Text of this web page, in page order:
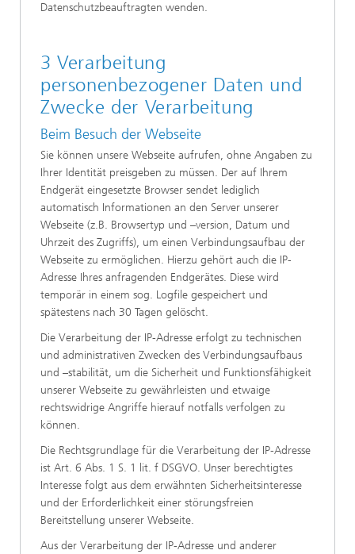
Datenschutzbeauftragten wenden.
3 Verarbeitung
personenbezogener Daten und
Zwecke der Verarbeitung
Beim Besuch der Webseite
Sie können unsere Webseite aufrufen, ohne Angaben zu
Ihrer Identität preisgeben zu müssen. Der auf Ihrem
Endgerät eingesetzte Browser sendet lediglich
automatisch Informationen an den Server unserer
Webseite (z.B. Browsertyp und –version, Datum und
Uhrzeit des Zugriffs), um einen Verbindungsaufbau der
Webseite zu ermöglichen. Hierzu gehört auch die IP-
Adresse Ihres anfragenden Endgerätes. Diese wird
temporär in einem sog. Logfile gespeichert und
spätestens nach 30 Tagen gelöscht.
Die Verarbeitung der IP-Adresse erfolgt zu technischen
und administrativen Zwecken des Verbindungsaufbaus
und –stabilität, um die Sicherheit und Funktionsfähigkeit
unserer Webseite zu gewährleisten und etwaige
rechtswidrige Angriffe hierauf notfalls verfolgen zu
können.
Die Rechtsgrundlage für die Verarbeitung der IP-Adresse
ist Art. 6 Abs. 1 S. 1 lit. f DSGVO. Unser berechtigtes
Interesse folgt aus dem erwähnten Sicherheitsinteresse
und der Erforderlichkeit einer störungsfreien
Bereitstellung unserer Webseite.
Aus der Verarbeitung der IP-Adresse und anderer